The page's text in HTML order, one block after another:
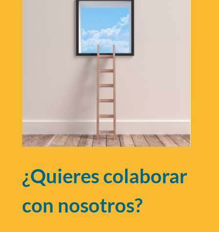
¿Quieres colaborar
con nosotros?